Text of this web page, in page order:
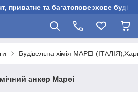
приватне та багатоповерхове
Будівельна хімія MAPEI
анкер Mapei